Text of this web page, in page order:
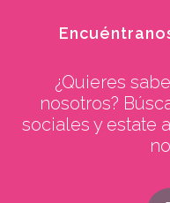
¿Quieres
nosotros?
sociales y estate